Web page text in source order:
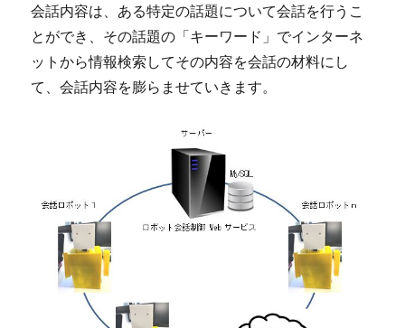
会話内容は、ある特定の話題について会話を行うこ
とができ、その話題の「キーワード」でインターネ
ットから情報検索してその内容を会話の材料にし
て、会話内容を膨らませていきます。